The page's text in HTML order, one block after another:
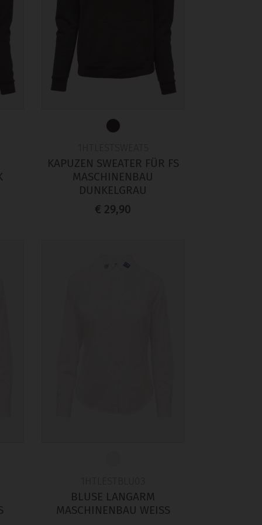
KAPUZEN SWEATER FÜR FS
MASCHINENBAU
DUNKELGRAU
€ 29,90
BLUSE LANGARM
MASCHINENBAU WEISS